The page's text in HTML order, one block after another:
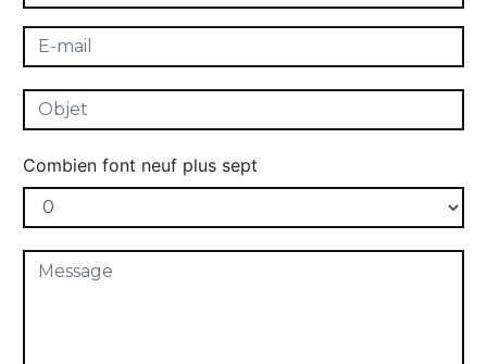
Combien font neuf plus sept